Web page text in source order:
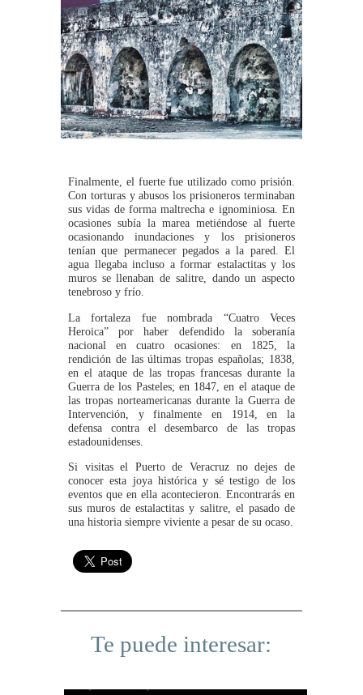
Finalmente, el fuerte fue utilizado como prisión.
Con torturas y abusos los prisioneros terminaban
sus vidas de forma maltrecha e ignominiosa. En
ocasiones subía la marea metiéndose al fuerte
ocasionando inundaciones y los prisioneros
tenían que permanecer pegados a la pared. El
agua llegaba incluso a formar estalactitas y los
muros se llenaban de salitre, dando un aspecto
tenebroso y frío.
La fortaleza fue nombrada “Cuatro Veces
Heroica” por haber defendido la soberanía
nacional en cuatro ocasiones: en 1825, la
rendición de las últimas tropas españolas; 1838,
en el ataque de las tropas francesas durante la
Guerra de los Pasteles; en 1847, en el ataque de
las tropas norteamericanas durante la Guerra de
Intervención, y finalmente en 1914, en la
defensa contra el desembarco de las tropas
estadounidenses.
Si visitas el Puerto de Veracruz no dejes de
conocer esta joya histórica y sé testigo de los
eventos que en ella acontecieron. Encontrarás en
sus muros de estalactitas y salitre, el pasado de
una historia siempre viviente a pesar de su ocaso.
Te puede interesar: